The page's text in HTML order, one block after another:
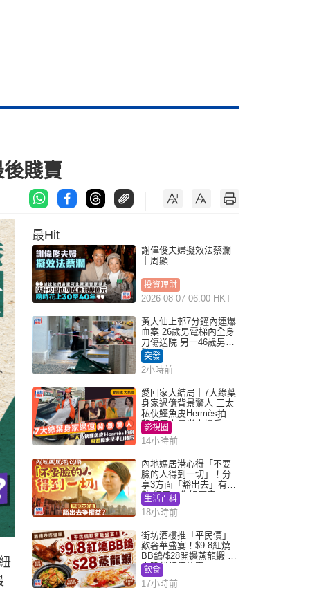
賤賣
最Hit
謝偉俊夫婦擬效法蔡瀾
｜周顯
投資理財
2026-08-07 06:00 HKT
黃大仙上邨7分鐘內連爆
血案 26歲男電梯內全身
刀傷送院 另一46歲男倒
斃平台
突發
2小時前
愛回家大結局｜7大綠葉
身家過億背景驚人 三太
私伙鱷魚皮Hermès拍劇
蘇姐原來是半山樓后
影視圈
14小時前
內地媽居港心得「不要
臉的人得到一切」！分
享3方面「豁出去」有著
數 網民：你好厲害
生活百科
18小時前
街坊酒樓推「平民價」
歎奢華盛宴！$9.8紅燒
BB鴿/$28開邊蒸龍蝦 3
大晚餐超值優惠
飲食
17小時前